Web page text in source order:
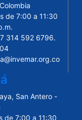
de 7:00 a 11:30
314 592 6796.
San Antero -
de 7:00 a 11:30